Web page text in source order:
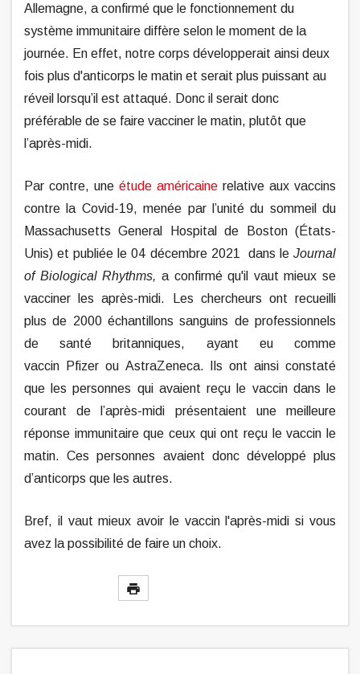
Allemagne, a confirmé que le fonctionnement du
système immunitaire diffère selon le moment de la
journée. En effet, notre corps développerait ainsi deux
fois plus d'anticorps le matin et serait plus puissant au
réveil lorsqu’il est attaqué. Donc il serait donc
préférable de se faire vacciner le matin, plutôt que
l’après-midi.
Par contre, une étude américaine relative aux vaccins
contre la Covid-19, menée par l’unité du sommeil du
Massachusetts General Hospital de Boston (États-
Unis) et publiée le 04 décembre 2021 dans le Journal
of Biological Rhythms, a confirmé qu'il vaut mieux se
vacciner les après-midi.
Les chercheurs ont recueilli
plus de 2000 échantillons sanguins de professionnels
de santé britanniques, ayant eu comme
vaccin Pfizer ou AstraZeneca. Ils ont ainsi constaté
que les personnes qui avaient reçu le vaccin dans le
courant de l’après-midi présentaient une meilleure
réponse immunitaire que ceux qui ont reçu le vaccin le
matin. Ces personnes avaient donc développé plus
d’anticorps que les autres.
Bref, il vaut mieux avoir le vaccin l'après-midi si vous
avez la possibilité de faire un choix.